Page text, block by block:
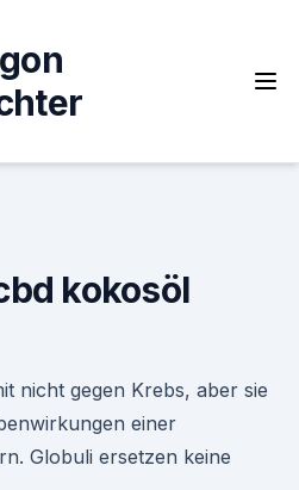
kokosöl
nicht gegen Krebs, aber sie
einer
Globuli ersetzen keine